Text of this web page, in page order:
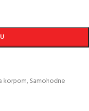
korpom,Samohodne